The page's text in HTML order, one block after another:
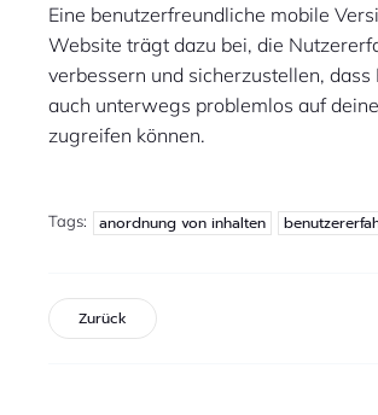
Eine benutzerfreundliche mobile
Website trägt dazu bei, die
verbessern und sicherzustellen, dass
auch unterwegs problemlos auf
zugreifen können.
Tags: anordnung von inhalten
Zurück